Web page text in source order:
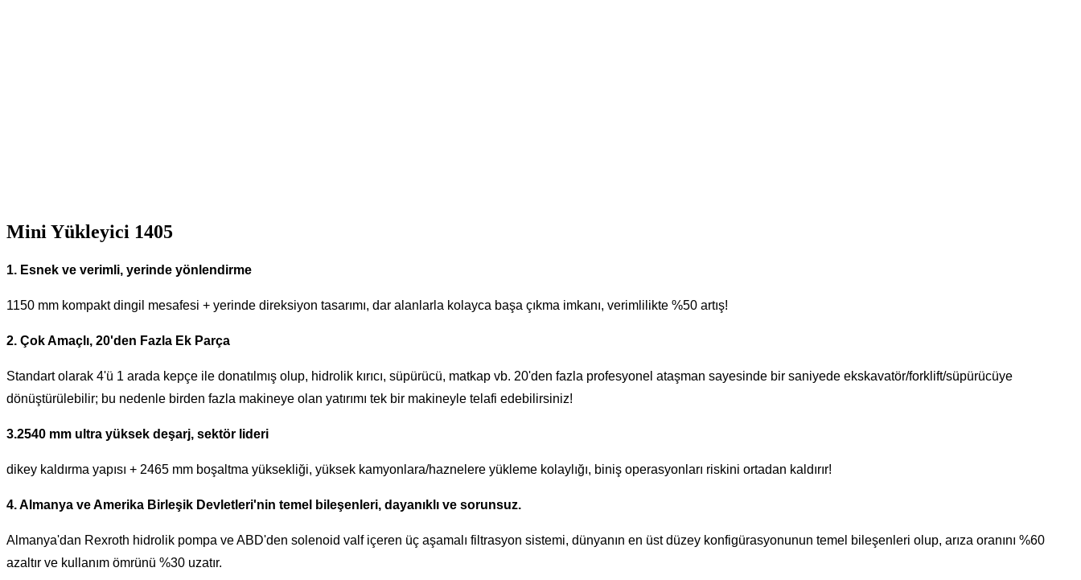
Mini Yükleyici 1405
1. Esnek ve verimli, yerinde yönlendirme
1150 mm kompakt dingil mesafesi + yerinde direksiyon tasarımı, dar alanlarla kolayca başa çıkma imkanı, verimlilikte %50 artış!
2. Çok Amaçlı, 20'den Fazla Ek Parça
Standart olarak 4'ü 1 arada kepçe ile donatılmış olup, hidrolik kırıcı, süpürücü, matkap vb. 20'den fazla profesyonel ataşman sayesinde bir saniyede ekskavatör/forklift/süpürücüye
dönüştürülebilir; bu nedenle birden fazla makineye olan yatırımı tek bir makineyle telafi edebilirsiniz!
3.2540 mm ultra yüksek deşarj, sektör lideri
dikey kaldırma yapısı + 2465 mm boşaltma yüksekliği, yüksek kamyonlara/haznelere yükleme kolaylığı, biniş operasyonları riskini ortadan kaldırır!
4. Almanya ve Amerika Birleşik Devletleri'nin temel bileşenleri, dayanıklı ve sorunsuz.
Almanya'dan Rexroth hidrolik pompa ve ABD'den solenoid valf içeren üç aşamalı filtrasyon sistemi, dünyanın en üst düzey konfigürasyonunun temel bileşenleri olup, arıza oranını %60
azaltır ve kullanım ömrünü %30 uzatır.